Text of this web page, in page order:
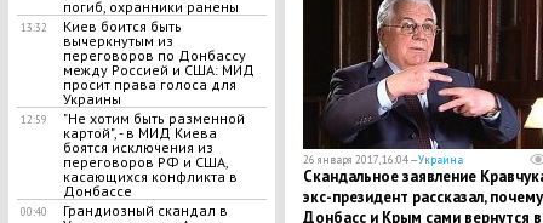
погиб, охранники ранены
13:32
Киев боится быть
вычеркнутым из
переговоров по Донбассу
между Россией и США: МИД
просит права голоса для
Украины
12:59
"Не хотим быть разменной
картой", - в МИД Киева
боятся исключения из
переговоров РФ и США,
касающихся конфликта в
Донбассе
00:40
​Грандиозный скандал в
26 января 2017, 16:04 —Украина
Скандальное заявление
экс-президент рассказал, почему
Донбасс и Крым сами вернутся в